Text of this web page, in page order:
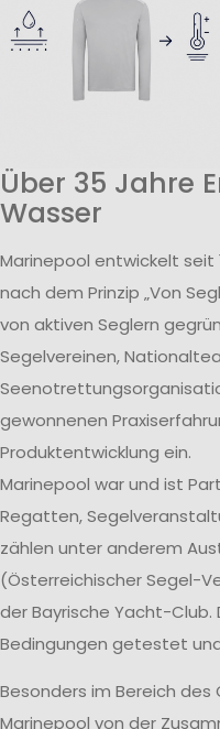
Über 35 Jahre
Wasser
Marinepool entwickelt seit
nach dem Prinzip „Von
von aktiven Seglern
Segelvereinen,
gewonnenen
Produktentwicklung ein.
Marinepool war und ist
Regatten,
zählen unter anderem
(Österreichischer Segel-
der Bayrische Yacht-
Bedingungen getestet
Besonders im Bereich
Marinepool von der